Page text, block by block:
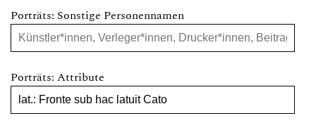
Porträts: Sonstige Personennamen
Porträts: Attribute